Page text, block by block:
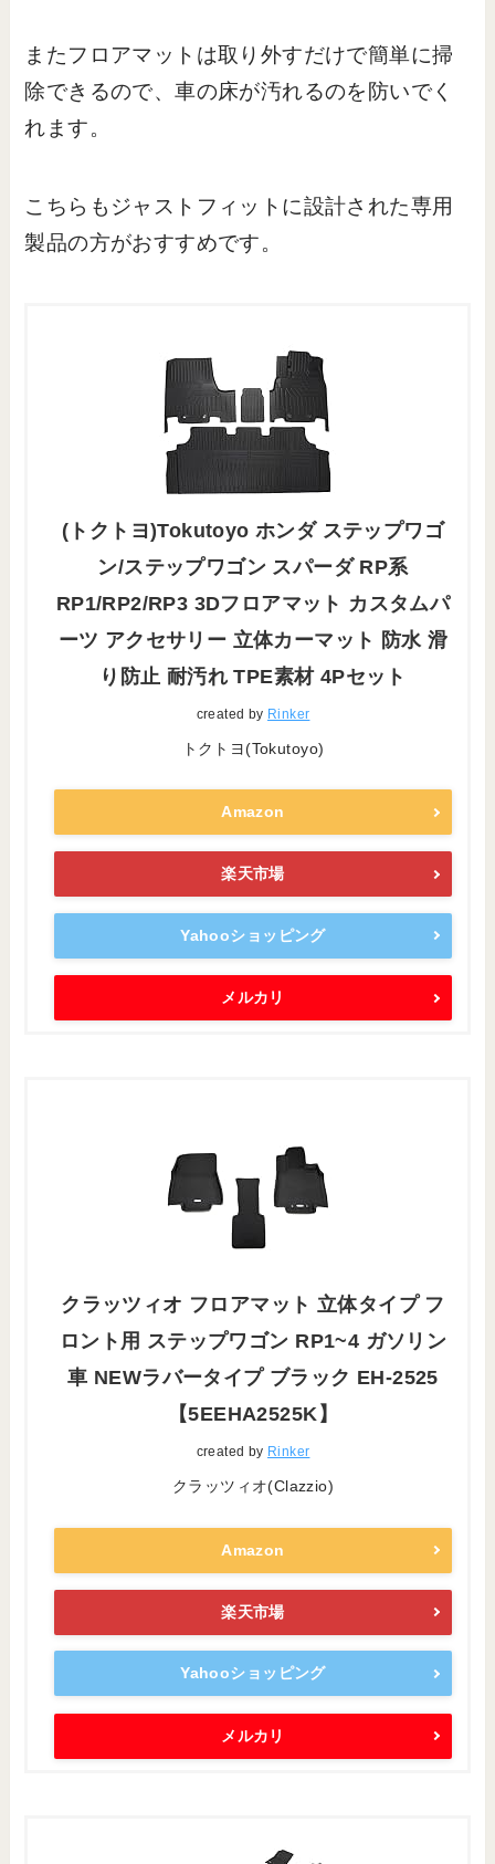
またフロアマットは取り外すだけで簡単に掃
除できるので、車の床が汚れるのを防いでく
れます。
こちらもジャストフィットに設計された専用
製品の方がおすすめです。
(トクトヨ)Tokutoyo ホンダ ステップワゴ
ン/ステップワゴン スパーダ RP系
RP1/RP2/RP3 3Dフロアマット カスタムパ
ーツ アクセサリー 立体カーマット 防水 滑
り防止 耐汚れ TPE素材 4Pセット
created by Rinker
トクトヨ(Tokutoyo)
Amazon
楽天市場
Yahooショッピング
メルカリ
クラッツィオ フロアマット 立体タイプ フ
ロント用 ステップワゴン RP1~4 ガソリン
車 NEWラバータイプ ブラック EH-2525
【5EEHA2525K】
created by Rinker
クラッツィオ(Clazzio)
Amazon
楽天市場
Yahooショッピング
メルカリ